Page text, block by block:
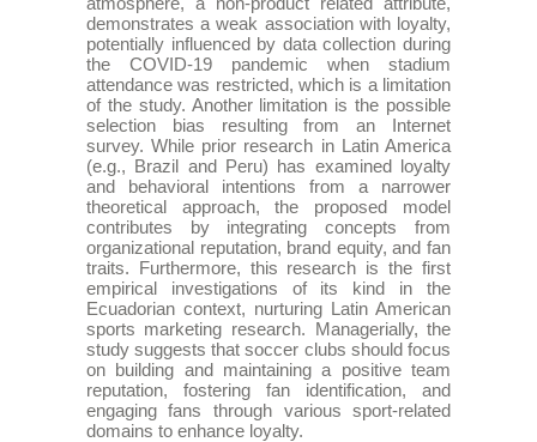
demonstrates a weak association with loyalty,
potentially influenced by data collection during
the COVID-19 pandemic when stadium
attendance was restricted, which is a limitation
of the study. Another limitation is the possible
selection bias resulting from an Internet
survey. While prior research in Latin America
(e.g., Brazil and Peru) has examined loyalty
and behavioral intentions from a narrower
theoretical approach, the proposed model
contributes by integrating concepts from
organizational reputation, brand equity, and fan
traits. Furthermore, this research is the first
empirical investigations of its kind in the
Ecuadorian context, nurturing Latin American
sports marketing research. Managerially, the
study suggests that soccer clubs should focus
on building and maintaining a positive team
reputation, fostering fan identification, and
engaging fans through various sport-related
domains to enhance loyalty.